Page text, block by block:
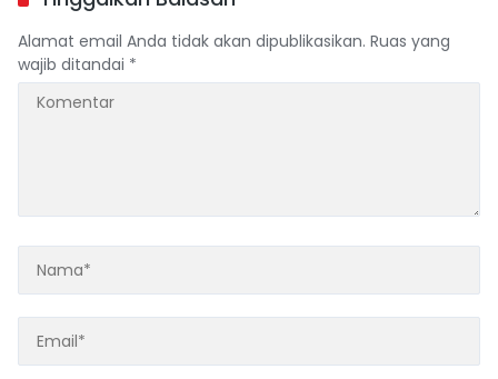
Alamat email Anda tidak akan dipublikasikan. Ruas yang
wajib ditandai *